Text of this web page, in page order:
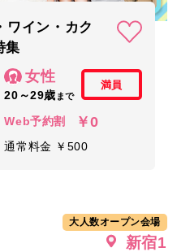
ワイン・カク
集
女性
20～29歳 まで
満員
Web予約割 ￥0
通常料金 ￥500
大人数オープン会場
新宿1